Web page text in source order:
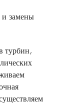
и замены
турбин,